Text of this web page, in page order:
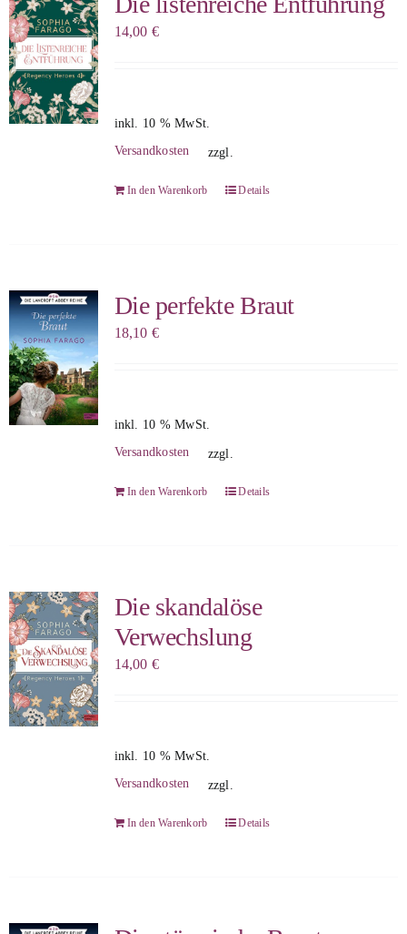
14,00 €
inkl. 10 % MwSt.
zzgl.
Versandkosten
In den Warenkorb Details
Die perfekte Braut
18,10 €
inkl. 10 % MwSt.
zzgl.
Versandkosten
In den Warenkorb Details
Die skandalöse
Verwechslung
14,00 €
inkl. 10 % MwSt.
zzgl.
Versandkosten
In den Warenkorb Details